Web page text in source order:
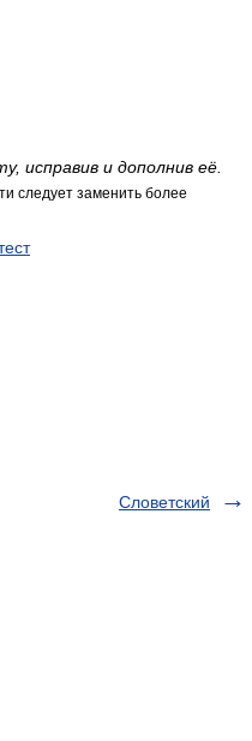
исправив и дополнив её.
следует заменить более
Словетский